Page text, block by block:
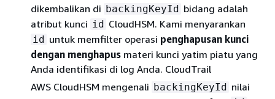
dikembalikan di backingKeyId bidang adalah
atribut kunci id CloudHSM. Kami menyarankan
id untuk memfilter operasi penghapusan kunci
dengan menghapus materi kunci yatim piatu yang
Anda identifikasi di log Anda. CloudTrail
AWS CloudHSM mengenali backingKeyId nilai